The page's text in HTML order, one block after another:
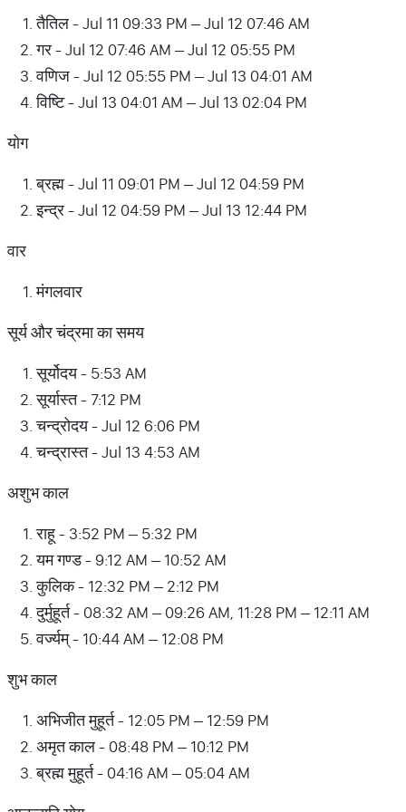
तैतिल - Jul 11 09:33 PM – Jul 12 07:46 AM
गर - Jul 12 07:46 AM – Jul 12 05:55 PM
वणिज - Jul 12 05:55 PM – Jul 13 04:01 AM
विष्टि - Jul 13 04:01 AM – Jul 13 02:04 PM
योग
ब्रह्म - Jul 11 09:01 PM – Jul 12 04:59 PM
इन्द्र - Jul 12 04:59 PM – Jul 13 12:44 PM
वार
मंगलवार
सूर्य और चंद्रमा का समय
सूर्योदय - 5:53 AM
सूर्यास्त - 7:12 PM
चन्द्रोदय - Jul 12 6:06 PM
चन्द्रास्त - Jul 13 4:53 AM
अशुभ काल
राहू - 3:52 PM – 5:32 PM
यम गण्ड - 9:12 AM – 10:52 AM
कुलिक - 12:32 PM – 2:12 PM
दुर्मुहूर्त - 08:32 AM – 09:26 AM, 11:28 PM – 12:11 AM
वर्ज्यम् - 10:44 AM – 12:08 PM
शुभ काल
अभिजीत मुहूर्त - 12:05 PM – 12:59 PM
अमृत काल - 08:48 PM – 10:12 PM
ब्रह्म मुहूर्त - 04:16 AM – 05:04 AM